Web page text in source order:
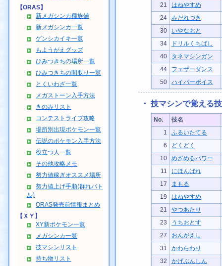
【ORAS】
新メガシンカ種族値
新メガシンカ一覧
ゲンシカイキ一覧
もようがえグッズ
ひみつきちの場所一覧
ひみつきちの間取り一覧
とくいわざ一覧
メガストーン入手方法
きのみリスト
コンテストライブ攻略
場所別出現ポケモン一覧
伝説のポケモン入手方法
役立つ人一覧
その他攻略メモ
努力値稼ぎオススメ場所
努力値上げ手順(群れバト
ル)
ORAS発売前情報まとめ
【ＸＹ】
XY新ポケモン一覧
メガシンカ一覧
技マシンリスト
持ち物リスト
21
はねやすめ
24
みだれづき
30
いやなおと
34
ドリルくちばし
40
タネマシンガン
44
フェザーダンス
50
ハイパーボイス
・ 技マシンで覚える技
No.
技名
1
ふるいたてる
6
どくどく
10
めざめるパワー
11
にほんばれ
17
まもる
19
はねやすめ
21
やつあたり
23
うちおとす
27
おんがえし
31
かわらわり
32
かげぶんしん